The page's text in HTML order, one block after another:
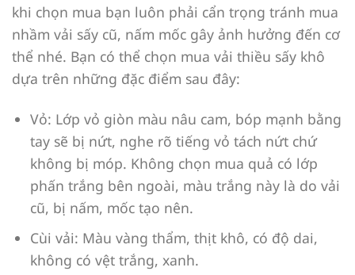
khi chọn mua bạn luôn phải cẩn trọng tránh mua
nhầm vải sấy cũ, nấm mốc gây ảnh hưởng đến cơ
thể nhé. Bạn có thể chọn mua vải thiều sấy khô
dựa trên những đặc điểm sau đây:
Vỏ: Lớp vỏ giòn màu nâu cam, bóp mạnh bằng
tay sẽ bị nứt, nghe rõ tiếng vỏ tách nứt chứ
không bị móp. Không chọn mua quả có lớp
phấn trắng bên ngoài, màu trắng này là do vải
cũ, bị nấm, mốc tạo nên.
Cùi vải: Màu vàng thẩm, thịt khô, có độ dai,
không có vệt trắng, xanh.